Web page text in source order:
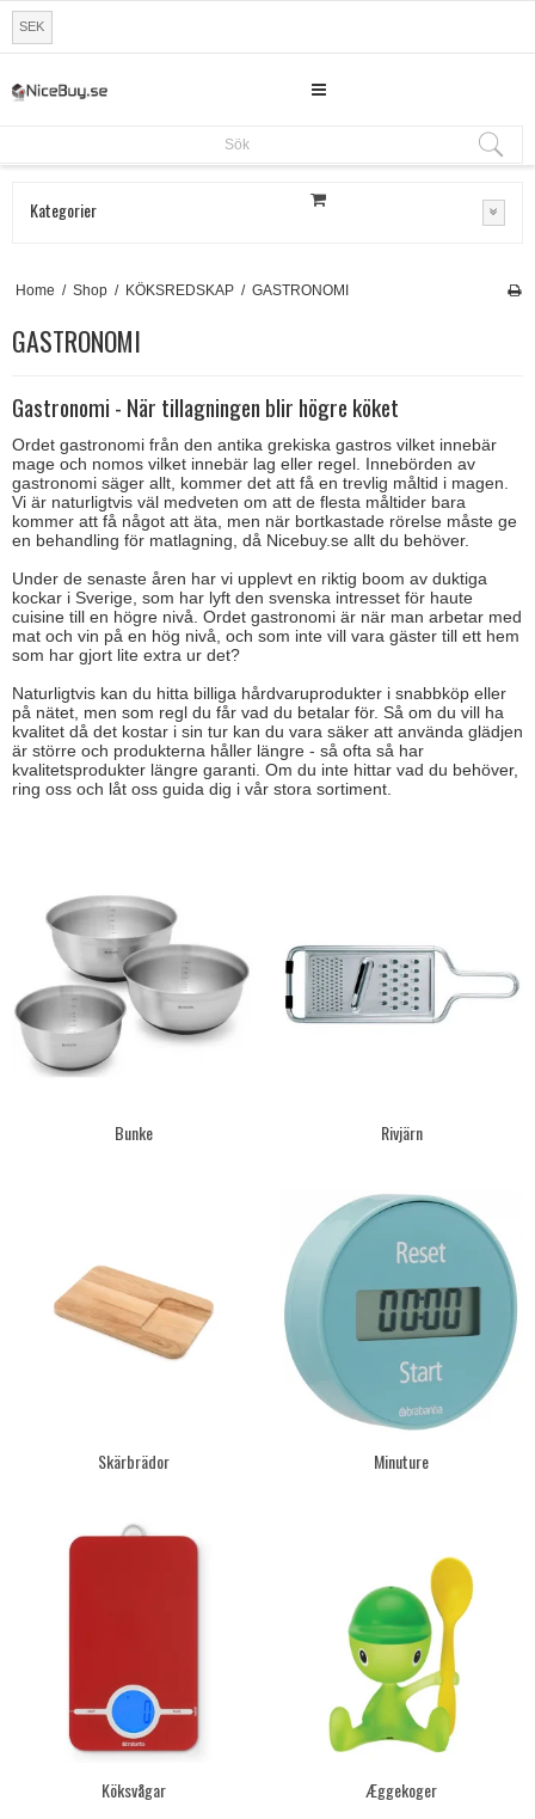
SEK
Sök
Kategorier
Home / Shop / KÖKSREDSKAP / GASTRONOMI
GASTRONOMI
Gastronomi - När tillagningen blir högre köket
Ordet gastronomi från den antika grekiska gastros vilket innebär
mage och nomos vilket innebär lag eller regel. Innebörden av
gastronomi säger allt, kommer det att få en trevlig måltid i magen.
Vi är naturligtvis väl medveten om att de flesta måltider bara
kommer att få något att äta, men när bortkastade rörelse måste ge
en behandling för matlagning, då Nicebuy.se allt du behöver.
Under de senaste åren har vi upplevt en riktig boom av duktiga
kockar i Sverige, som har lyft den svenska intresset för haute
cuisine till en högre nivå. Ordet gastronomi är när man arbetar med
mat och vin på en hög nivå, och som inte vill vara gäster till ett hem
som har gjort lite extra ur det?
Naturligtvis kan du hitta billiga hårdvaruprodukter i snabbköp eller
på nätet, men som regl du får vad du betalar för. Så om du vill ha
kvalitet då det kostar i sin tur kan du vara säker att använda glädjen
är större och produkterna håller längre - så ofta så har
kvalitetsprodukter längre garanti. Om du inte hittar vad du behöver,
ring oss och låt oss guida dig i vår stora sortiment.
Bunke Rivjärn
Skärbrädor Minuture
Köksvågar Æggekoger